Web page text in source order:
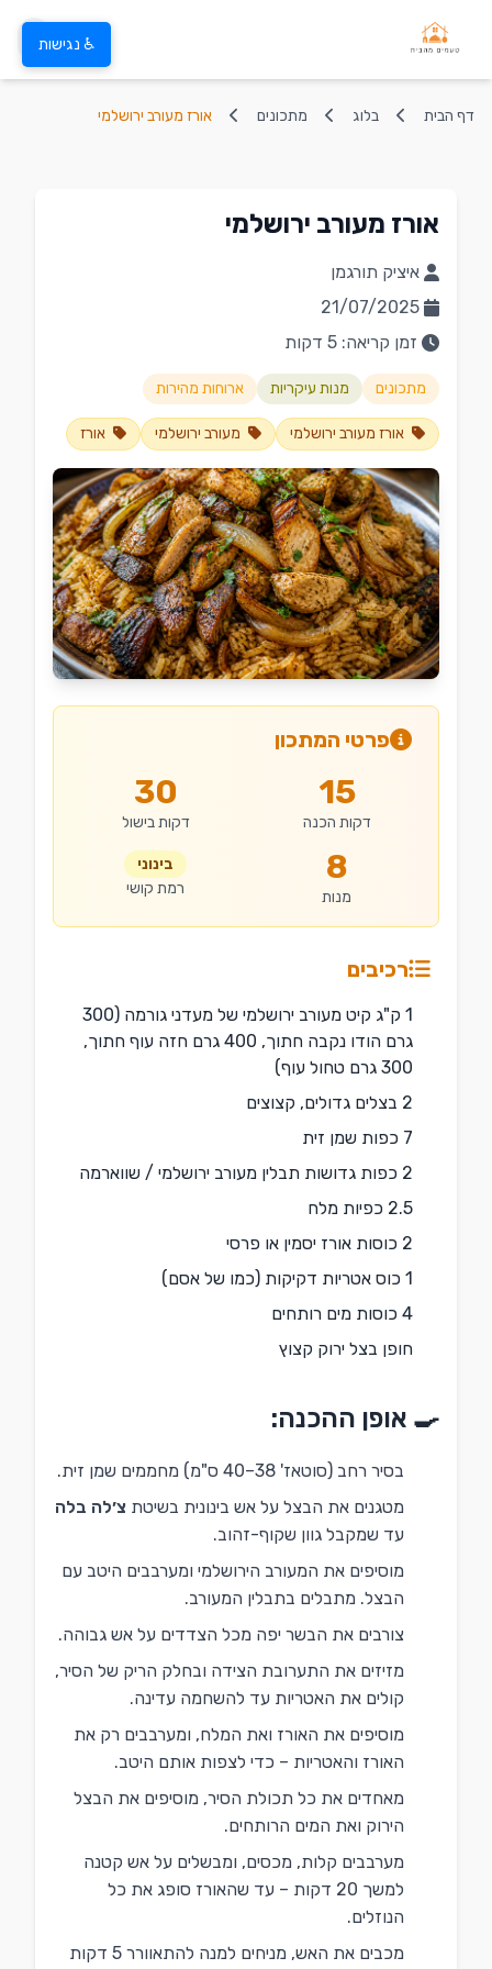
דף הבית בלוג מתכונים אורז מעורב ירושלמי
אורז מעורב ירושלמי
איציק תורגמן
21/07/2025
זמן קריאה: 5 דקות
מתכונים מנות עיקריות ארוחות מהירות
אורז מעורב ירושלמי מעורב ירושלמי אורז
פרטי המתכון
15
דקות הכנה
30
דקות בישול
8
מנות
בינוני
רמת קושי
רכיבים
1 ק"ג קיט מעורב ירושלמי של מעדני גורמה (300
גרם הודו נקבה חתוך, 400 גרם חזה עוף חתוך,
300 גרם טחול עוף)
2 בצלים גדולים, קצוצים
7 כפות שמן זית
2 כפות גדושות תבלין מעורב ירושלמי / שווארמה
2.5 כפיות מלח
2 כוסות אורז יסמין או פרסי
1 כוס אטריות דקיקות (כמו של אסם)
4 כוסות מים רותחים
חופן בצל ירוק קצוץ
🍳 אופן ההכנה:
בסיר רחב (סוטאז' 38–40 ס"מ) מחממים שמן זית.
מטגנים את הבצל על אש בינונית בשיטת צ׳לה בלה
עד שמקבל גוון שקוף-זהוב.
מוסיפים את המעורב הירושלמי ומערבבים היטב עם
הבצל. מתבלים בתבלין המעורב.
צורבים את הבשר יפה מכל הצדדים על אש גבוהה.
מזיזים את התערובת הצידה ובחלק הריק של הסיר,
קולים את האטריות עד להשחמה עדינה.
מוסיפים את האורז ואת המלח, ומערבבים רק את
האורז והאטריות – כדי לצפות אותם היטב.
מאחדים את כל תכולת הסיר, מוסיפים את הבצל
הירוק ואת המים הרותחים.
מערבבים קלות, מכסים, ומבשלים על אש קטנה
למשך 20 דקות – עד שהאורז סופג את כל
הנוזלים.
מכבים את האש, מניחים למנה להתאוורר 5 דקות
♿ נגישות